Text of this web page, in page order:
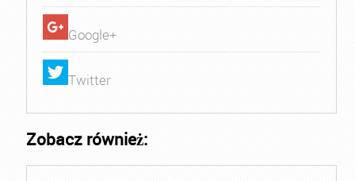
Google+
Twitter
Zobacz również: